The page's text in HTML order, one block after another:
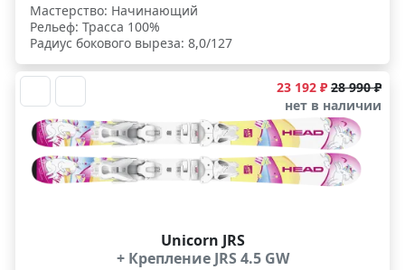
Мастерство: Начинающий
Рельеф: Трасса 100%
Радиус бокового выреза: 8,0/127
23 192 ₽ 28 990 ₽
нет в наличии
Unicorn JRS
+ Крепление JRS 4.5 GW